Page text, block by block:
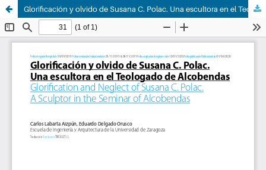
Glorificación y olvido de Susana C. Polac. Una escultora en el Teologado de Alcobendas